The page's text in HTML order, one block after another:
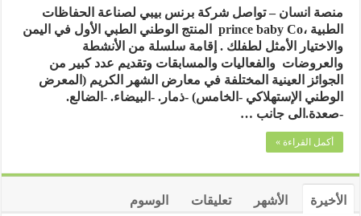
برنس
بيبي
لصناعة
الطبية
تواصل
محافظات
منصة انسان – تواصل شركة برنس بيبي لصناعة الحفاظات
الطبية ،prince baby Co المنتج الوطني الطبي الأول في اليمن
والاختيار الأمثل لطفلك . إقامة سلسلة من الأنشطة
والعروضات والفعاليات والمسابقات وتقديم عدد كبير من
الجوائز العينية المختلفة في معارض الشهر الكريم (المعرض
الوطني الإستهلاكي -الخامس) -ذمار. -البيضاء. -الضالع.
-صعدة.الى جانب …
أكمل القراءة »
الأخيرة الأشهر تعليقات الوسوم